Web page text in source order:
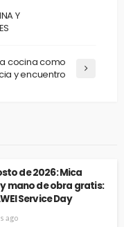
Y
cocina como
y encuentro
de 2026: Mica
mano de obra gratis:
Service Day
ago